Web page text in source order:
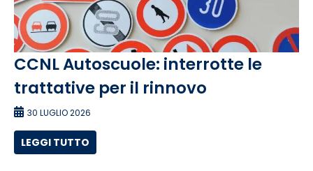
CCNL Autoscuole: interrotte le
trattative per il rinnovo
30 LUGLIO 2026
LEGGI TUTTO